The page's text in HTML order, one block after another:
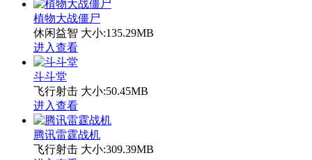
植物大战僵尸
休闲益智 大小:135.29MB
进入查看
斗斗堂
飞行射击 大小:50.45MB
进入查看
腾讯雷霆战机
飞行射击 大小:309.39MB